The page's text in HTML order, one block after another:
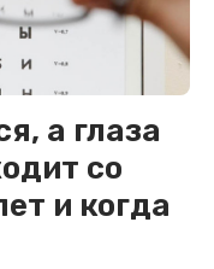
а глаза
со
и когда